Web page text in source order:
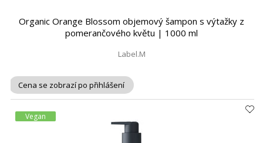
Organic Orange Blossom objemový šampon s výtažky z
pomerančového květu | 1000 ml
Label.M
Cena se zobrazí po přihlášení
Vegan